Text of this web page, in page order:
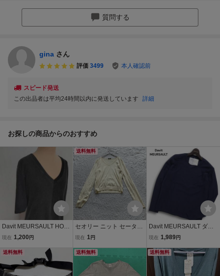
質問する
gina さん
評価 3499 本人確認前
スピード発送
この出品者は平均24時間以内に発送しています
詳細
お探しの商品からのおすすめ
Davit MEURSAULT HOM
ME MADE IN JAPAN Vネ
現在 1,200 円
送料無料
セオリー ニット セーター
長袖 薄手 M 薄手 無地 Vネ
現在 1円
Davit MEURSAULT ダヴ
ィットモルソー 通年★ レ
ニット プルオーバー Sz.S
位 メンズ 紺 日本製
現在 1,989円
送料無料 送料無料 送料無料